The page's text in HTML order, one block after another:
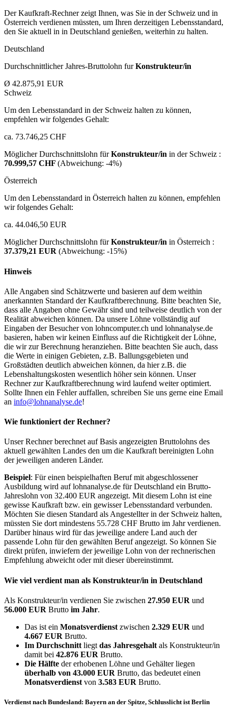
Der Kaufkraft-Rechner zeigt Ihnen, was Sie in der Schweiz und in
Österreich verdienen müssten, um Ihren derzeitigen Lebensstandard,
den Sie aktuell in in Deutschland genießen, weiterhin zu halten.
Deutschland
Durchschnittlicher Jahres-Bruttolohn furKonstrukteur/in
Ø 42.875,91 EUR
Schweiz
Um den Lebensstandard in der Schweiz halten zu können,
empfehlen wir folgendes Gehalt:
ca. 73.746,25 CHF
Möglicher Durchschnittslohn fürKonstrukteur/in in der Schweiz :
70.999,57 CHF (Abweichung: -4%)
Österreich
Um den Lebensstandard in Österreich halten zu können, empfehlen
wir folgendes Gehalt:
ca. 44.046,50 EUR
Möglicher Durchschnittslohn fürKonstrukteur/in in Österreich :
37.379,21 EUR (Abweichung: -15%)
Hinweis
Alle Angaben sind Schätzwerte und basieren auf dem weithin
anerkannten Standard der Kaufkraftberechnung. Bitte beachten Sie,
dass alle Angaben ohne Gewähr sind und teilweise deutlich von der
Realität abweichen können. Da unsere Löhne vollständig auf
Eingaben der Besucher von lohncomputer.ch und lohnanalyse.de
basieren, haben wir keinen Einfluss auf die Richtigkeit der Löhne,
die wir zur Berechnung heranziehen. Bitte beachten Sie auch, dass
die Werte in einigen Gebieten, z.B. Ballungsgebieten und
Großstädten deutlich abweichen können, da hier z.B. die
Lebenshaltungskosten wesentlich höher sein können. Unser
Rechner zur Kaufkraftberechnung wird laufend weiter optimiert.
Sollte Ihnen ein Fehler auffallen, schreiben Sie uns gerne eine Email
an info@lohnanalyse.de!
Wie funktioniert der Rechner?
Unser Rechner berechnet auf Basis angezeigten Bruttolohns des
aktuell gewählten Landes den um die Kaufkraft bereinigten Lohn
der jeweiligen anderen Länder.
Beispiel: Für einen beispielhaften Beruf mit abgeschlossener
Ausbildung wird auf lohnanalyse.de für Deutschland ein Brutto-
Jahreslohn von 32.400 EUR angezeigt. Mit diesem Lohn ist eine
gewisse Kaufkraft bzw. ein gewisser Lebensstandard verbunden.
Möchten Sie diesen Standard als Angestellter in der Schweiz halten,
müssten Sie dort mindestens 55.728 CHF Brutto im Jahr verdienen.
Darüber hinaus wird für das jeweilige andere Land auch der
passende Lohn für den gewählten Beruf angezeigt. So können Sie
direkt prüfen, inwiefern der jeweilige Lohn von der rechnerischen
Empfehlung abweicht oder mit dieser übereinstimmt.
Wie viel verdient man als Konstrukteur/in in Deutschland
Als Konstrukteur/in verdienen Sie zwischen 27.950 EUR und
56.000 EUR Brutto im Jahr.
Das ist ein Monatsverdienst zwischen 2.329 EUR und
4.667 EUR Brutto.
Im Durchschnitt liegt das Jahresgehalt als Konstrukteur/in
damit bei 42.876 EUR Brutto.
Die Hälfte der erhobenen Löhne und Gehälter liegen
überhalb von 43.000 EUR Brutto, das bedeutet einen
Monatsverdienst von 3.583 EUR Brutto.
Verdienst nach Bundesland: Bayern an der Spitze, Schlusslicht ist Berlin